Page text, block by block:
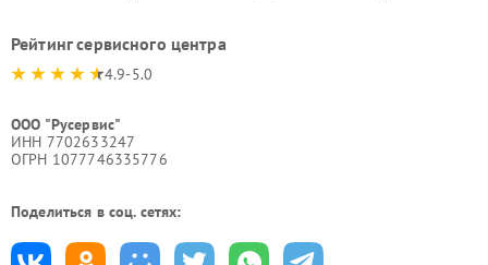
Рейтинг сервисного центра
4.9-5.0
ООО "Русервис"
ИНН 7702633247
ОГРН 1077746335776
Поделиться в соц. сетях: